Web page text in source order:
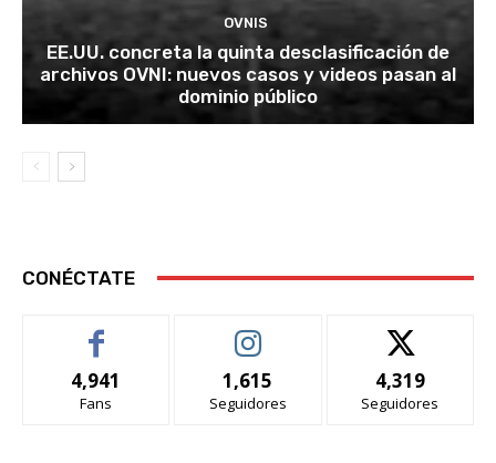
OVNIS
EE.UU. concreta la quinta desclasificación de
archivos OVNI: nuevos casos y videos pasan al
dominio público
CONÉCTATE
4,941
Fans
1,615
Seguidores
4,319
Seguidores